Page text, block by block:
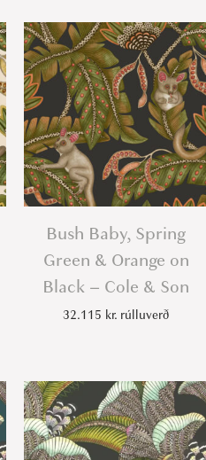
Bush Baby, Spring
Green & Orange on
Black – Cole & Son
32.115 kr. rúlluverð